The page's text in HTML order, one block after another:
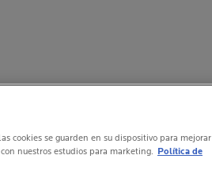
cookies se guarden en su dispositivo para mejorar
nuestros estudios para marketing. Política de